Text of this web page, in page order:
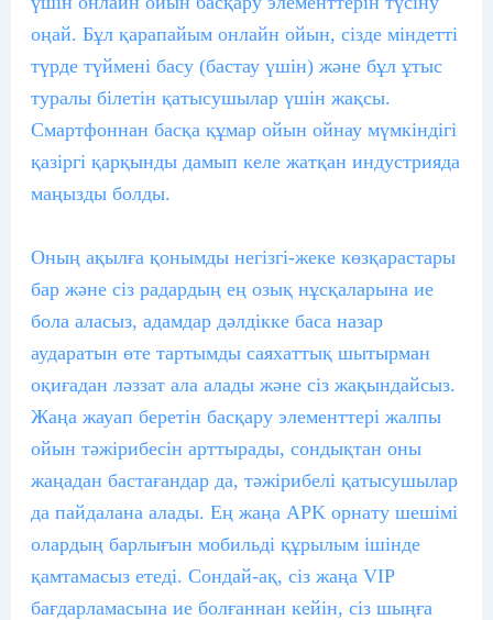
оңай. Бұл қарапайым онлайн ойын, сізде міндетті
түрде түймені басу (бастау үшін) және бұл ұтыс
туралы білетін қатысушылар үшін жақсы.
Смартфоннан басқа құмар ойын ойнау мүмкіндігі
қазіргі қарқынды дамып келе жатқан индустрияда
маңызды болды.
Оның ақылға қонымды негізгі-жеке көзқарастары
бар және сіз радардың ең озық нұсқаларына ие
бола аласыз, адамдар дәлдікке баса назар
аударатын өте тартымды саяхаттық шытырман
оқиғадан ләззат ала алады және сіз жақындайсыз.
Жаңа жауап беретін басқару элементтері жалпы
ойын тәжірибесін арттырады, сондықтан оны
жаңадан бастағандар да, тәжірибелі қатысушылар
да пайдалана алады. Ең жаңа APK орнату шешімі
олардың барлығын мобильді құрылым ішінде
қамтамасыз етеді. Сондай-ақ, сіз жаңа VIP
бағдарламасына ие болғаннан кейін, сіз шыңға